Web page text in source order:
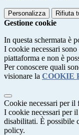
Personalizza Rifiuta
Gestione cookie
In questa schermata è
I cookie necessari
piattaforma e non è
Per conoscere quali
visionare la COOKIE
Cookie necessari per il
I cookie necessari per
disabilitati. È possibile
policy.